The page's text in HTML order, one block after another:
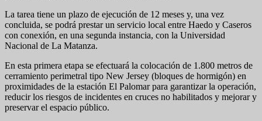
La tarea tiene un plazo de ejecución de 12 meses y, una vez
concluida, se podrá prestar un servicio local entre Haedo y Caseros
con conexión, en una segunda instancia, con la Universidad
Nacional de La Matanza.
En esta primera etapa se efectuará la colocación de 1.800 metros de
cerramiento perimetral tipo New Jersey (bloques de hormigón) en
proximidades de la estación El Palomar para garantizar la operación,
reducir los riesgos de incidentes en cruces no habilitados y mejorar y
preservar el espacio público.